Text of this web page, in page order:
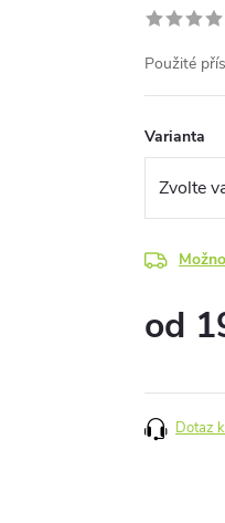
Použité
Varianta
od
Dotaz